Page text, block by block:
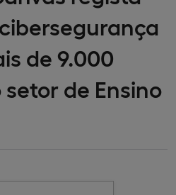
de 9.000
de Ensino